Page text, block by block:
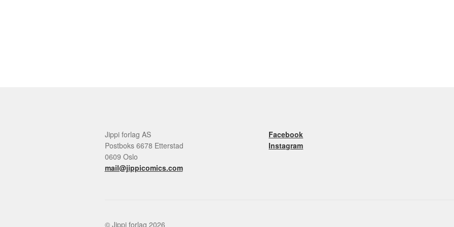
Jippi forlag AS
Postboks 6678 Etterstad
0609 Oslo
mail@jippicomics.com
Facebook
Instagram
© Jippi forlag 2026